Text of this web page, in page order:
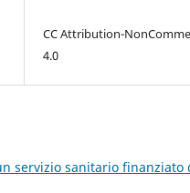
CC Attribution-
4.0
servizio sanitario finanziato